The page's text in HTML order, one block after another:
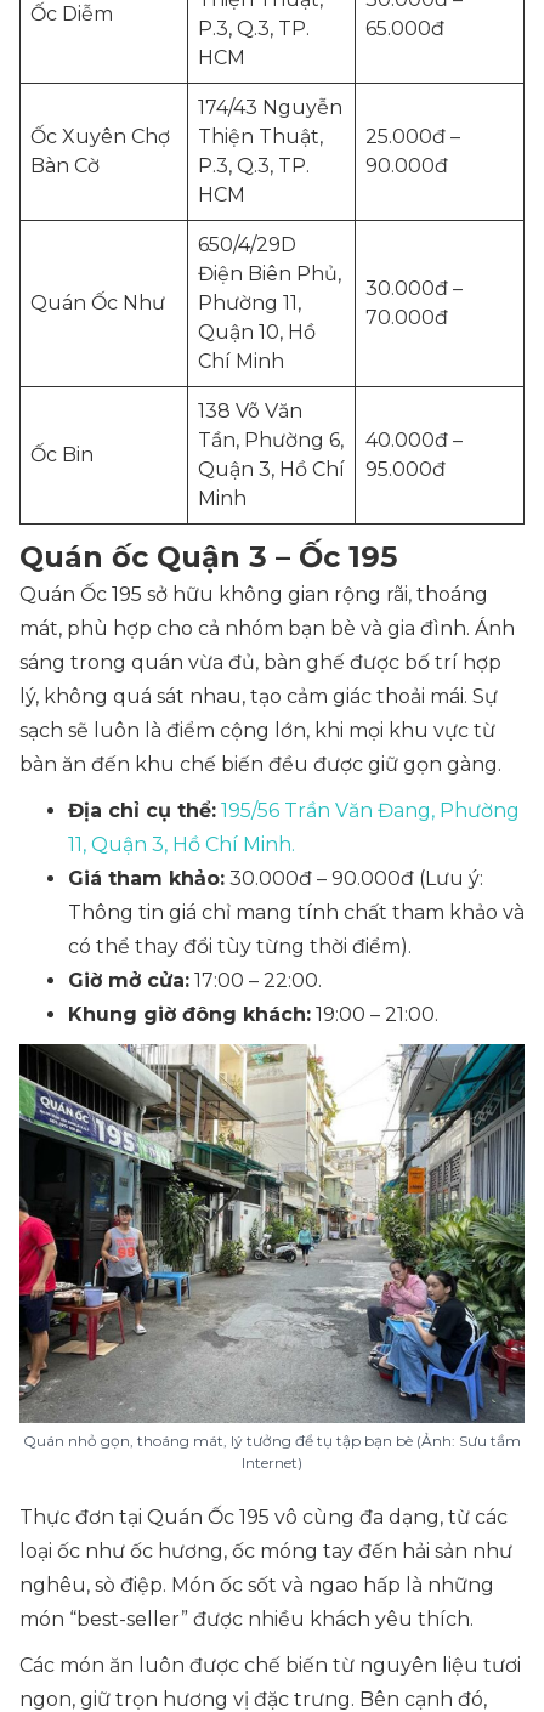
Ốc Diễm
P.3, Q.3, TP.
HCM
65.000đ
Ốc Xuyên Chợ
Bàn Cờ
174/43 Nguyễn
Thiện Thuật,
P.3, Q.3, TP.
HCM
25.000đ –
90.000đ
Quán Ốc Như
650/4/29D
Điện Biên Phủ,
Phường 11,
Quận 10, Hồ
Chí Minh
30.000đ –
70.000đ
Ốc Bin
138 Võ Văn
Tần, Phường 6,
Quận 3, Hồ Chí
Minh
40.000đ –
95.000đ
Quán ốc Quận 3 – Ốc 195
Quán Ốc 195 sở hữu không gian rộng rãi, thoáng
mát, phù hợp cho cả nhóm bạn bè và gia đình. Ánh
sáng trong quán vừa đủ, bàn ghế được bố trí hợp
lý, không quá sát nhau, tạo cảm giác thoải mái. Sự
sạch sẽ luôn là điểm cộng lớn, khi mọi khu vực từ
bàn ăn đến khu chế biến đều được giữ gọn gàng.
Địa chỉ cụ thể: 195/56 Trần Văn Đang, Phường
11, Quận 3, Hồ Chí Minh.
Giá tham khảo: 30.000đ – 90.000đ (Lưu ý:
Thông tin giá chỉ mang tính chất tham khảo và
có thể thay đổi tùy từng thời điểm).
Giờ mở cửa: 17:00 – 22:00.
Khung giờ đông khách: 19:00 – 21:00.
Quán nhỏ gọn, thoáng mát, lý tưởng để tụ tập bạn bè (Ảnh: Sưu tầm
Internet)
Thực đơn tại Quán Ốc 195 vô cùng đa dạng, từ các
loại ốc như ốc hương, ốc móng tay đến hải sản như
nghêu, sò điệp. Món ốc sốt và ngao hấp là những
món “best-seller” được nhiều khách yêu thích.
Các món ăn luôn được chế biến từ nguyên liệu tươi
ngon, giữ trọn hương vị đặc trưng. Bên cạnh đó,